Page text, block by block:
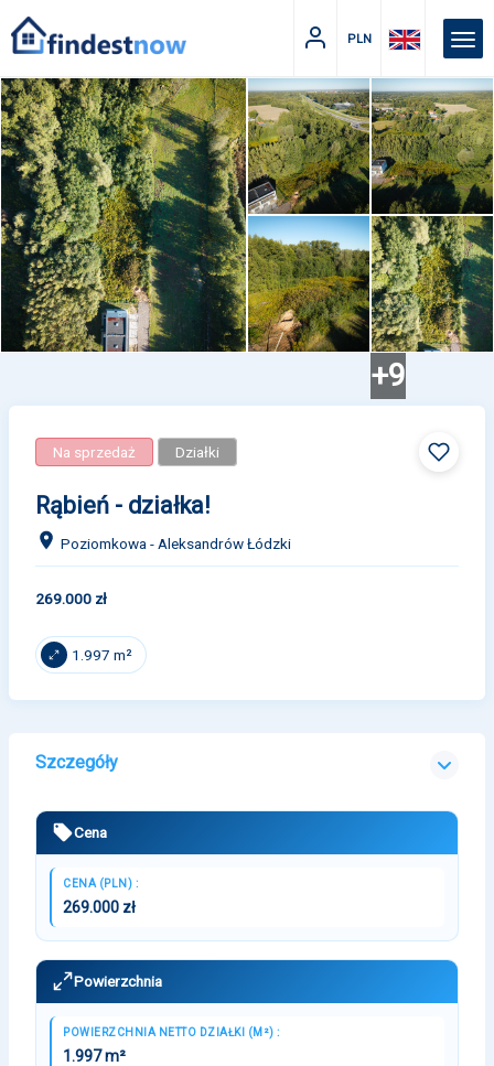
PLN
+9
Na sprzedaż Działki
Rąbień - działka!
Poziomkowa - Aleksandrów Łódzki
269.000 zł
1.997 m²
Szczegóły
Cena
CENA (PLN) :
269.000 zł
Powierzchnia
POWIERZCHNIA NETTO DZIAŁKI (M²) :
1.997 m²